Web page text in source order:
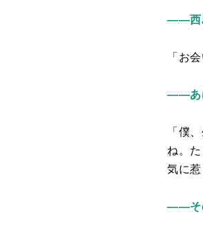
――西
「お
――あ
「僕
ね。
気に
――そ